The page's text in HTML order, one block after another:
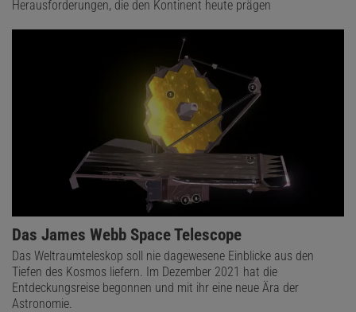
Herausforderungen, die den Kontinent heute prägen
Das James Webb Space Telescope
Das Weltraumteleskop soll nie dagewesene Einblicke aus den
Tiefen des Kosmos liefern. Im Dezember 2021 hat die
Entdeckungsreise begonnen und mit ihr eine neue Ära der
Astronomie.